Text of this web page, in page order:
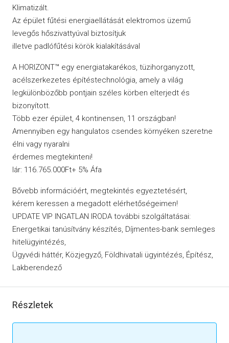
Klimatizált.
Az épület fűtési energiaellátását elektromos üzemű
levegős hőszivattyúval biztosítjuk
illetve padlófűtési körök kialakításával
A HORIZONT™ egy energiatakarékos, tüzihorganyzott,
acélszerkezetes építéstechnológia, amely a világ
legkülönbözőbb pontjain széles körben elterjedt és
bizonyított.
Több ezer épület, 4 kontinensen, 11 országban!
Amennyiben egy hangulatos csendes környéken szeretne
élni vagy nyaralni
érdemes megtekinteni!
Iár: 116.765.000Ft+ 5% Áfa
Bővebb információért, megtekintés egyeztetésért,
kérem keressen a megadott elérhetőségeimen!
UPDATE VIP INGATLAN IRODA további szolgáltatásai:
Energetikai tanúsítvány készítés, Díjmentes-bank semleges
hitelügyintézés,
Ügyvédi háttér, Közjegyző, Földhivatali ügyintézés, Építész,
Lakberendező
Részletek